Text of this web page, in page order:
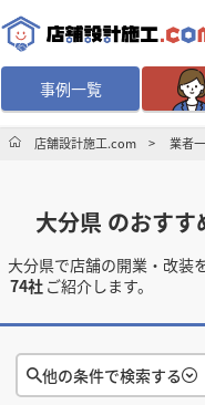
事例一覧
無料相談
デザイン設計・施工
店舗・商業施設の施工
マッチング案件一覧
店舗設計施工.comとは
店舗設計施工.com 業者
大分県 のおす
大分県で店舗の開業・改装
74社 ご紹介します。
他の条件で検索する